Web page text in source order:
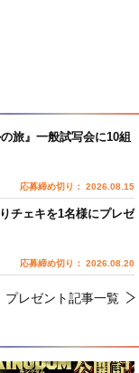
旅』一般試写会に10組
応募締め切り： 2026.08.15
チェキを1名様にプレゼ
応募締め切り： 2026.08.20
プレゼント記事一覧